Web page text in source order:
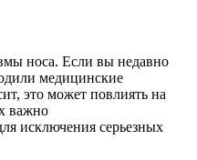
носа. Если вы недавно
медицинские
это может повлиять на
важно
исключения серьезных